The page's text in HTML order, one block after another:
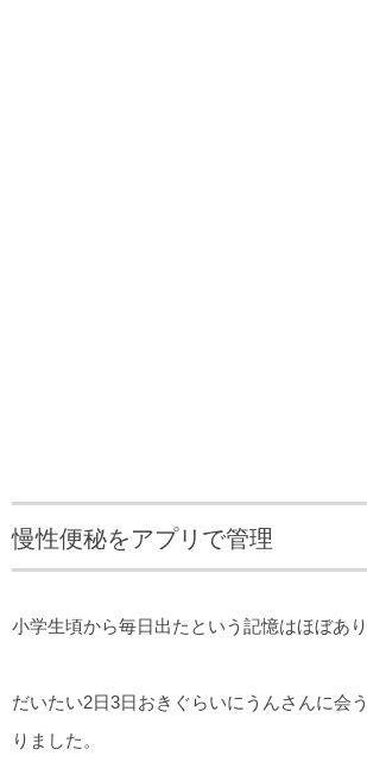
慢性便秘をアプリで管理
小学生頃から毎日出たという記憶はほぼあり
だいたい2日3日おきぐらいにうんさんに会
りました。